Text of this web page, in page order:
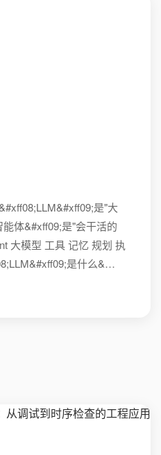
是"大
体&#xff09;是"会干活的
大模型 工具 记忆 规划 执
是什么&…